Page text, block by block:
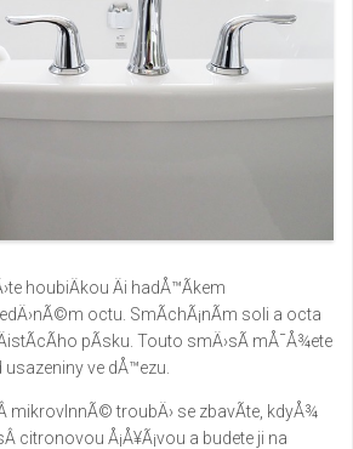
houbiÄkou Äi hadÅ™Ã­kem
octu. SmÃ­chÃ¡nÃ­m soli a octa
pÃ­sku. Touto smÄ›sÃ­ mÅ¯Å¾ete
ve dÅ™ezu.
mikrovlnnÃ© troubÄ› se zbavÃ­te, kdyÅ¾
citronovou Å¡Å¥Ã¡vou a budete ji na